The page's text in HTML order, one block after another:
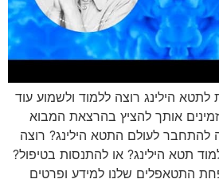
לתטא הילינג רוצה ללמוד ולשמוע עוד
אותך להציץ בהרצאת המבוא
להתחבר לעולם התטא הילינג? רוצה
תטא הילינג? או להתנסות בטיפול?
התטאפלים שלנו למידע ופרטים